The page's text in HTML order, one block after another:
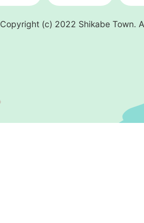
Copyright (c) 2022 Shikabe Town.